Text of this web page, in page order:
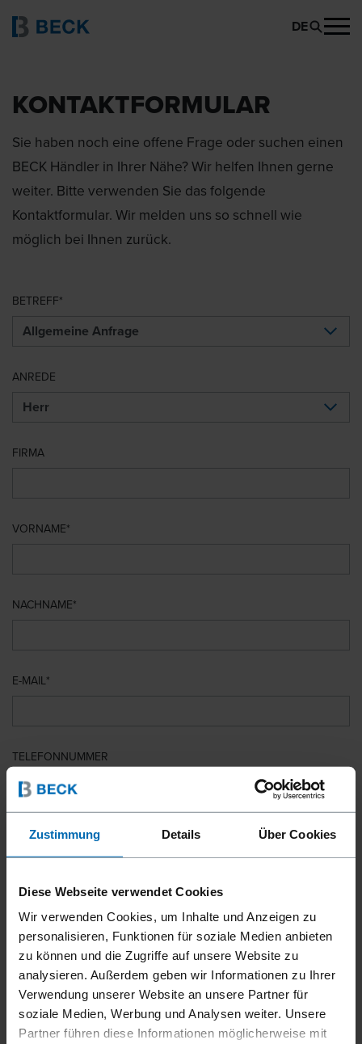
Zustimmung Details Über Cookies
Diese Webseite verwendet Cookies
Wir verwenden Cookies, um Inhalte und Anzeigen zu
personalisieren, Funktionen für soziale Medien anbieten
zu können und die Zugriffe auf unsere Website zu
analysieren. Außerdem geben wir Informationen zu Ihrer
Verwendung unserer Website an unsere Partner für
soziale Medien, Werbung und Analysen weiter. Unsere
Partner führen diese Informationen möglicherweise mit
DE
KONTAKTFORMULAR
Sie haben noch eine offene Frage oder suchen einen
BECK Händler in Ihrer Nähe? Wir helfen Ihnen gerne
weiter. Bitte verwenden Sie das folgende
Kontaktformular. Wir melden uns so schnell wie
möglich bei Ihnen zurück.
BETREFF
ANREDE
FIRMA
VORNAME
NACHNAME
E-MAIL
TELEFONNUMMER
LAND
PLZ
IHRE NACHRICHT